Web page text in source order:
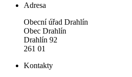
Adresa
Obecní úřad Drahlín
Obec Drahlín
Drahlín 92
261 01
Kontakty